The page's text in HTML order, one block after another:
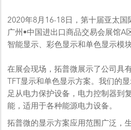
2020年8月16-18日，第十届亚太国
广州•中国进出口商品交易会展馆A
智能显示、彩色显示和单色显示模
在展会现场，拓普微展示了公司具
TFT显示和单色显示方案。我们的
足从电力保护设备，电力控制器到
能，适用于各种能源电力设备。
拓普微的显示方案应用范围广泛，